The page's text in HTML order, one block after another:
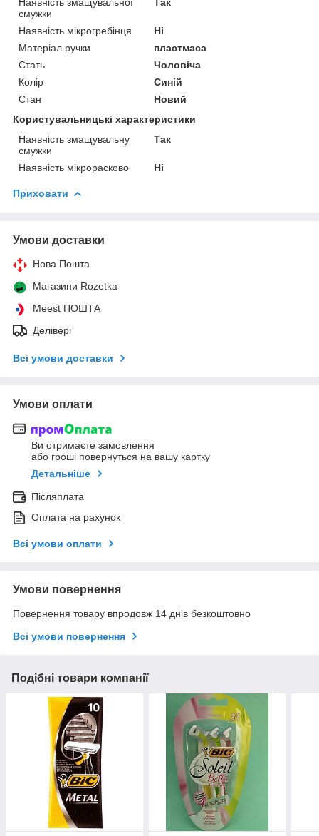
смужки
Наявність мікрогребінця
Ні
Матеріал ручки
пластмаса
Стать
Чоловіча
Колір
Синій
Стан
Новий
Користувальницькі характеристики
Наявність змащувальну
смужки
Так
Наявність мікрорасково Ні
Приховати
Умови доставки
Нова Пошта
Магазини Rozetka
Meest ПОШТА
Делівері
Всі умови доставки
Умови оплати
Ви отримаєте замовлення
або гроші повернуться на вашу картку
Детальніше
Післяплата
Оплата на рахунок
Всі умови оплати
Умови повернення
Повернення товару впродовж 14 днів безкоштовно
Всі умови повернення
Подібні товари компанії